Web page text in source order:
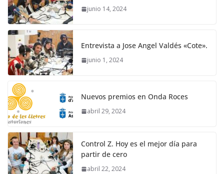
junio 14, 2024
Entrevista a Jose Angel Valdés «Cote».
junio 1, 2024
Nuevos premios en Onda Roces
abril 29, 2024
Control Z. Hoy es el mejor día para
partir de cero
abril 22, 2024